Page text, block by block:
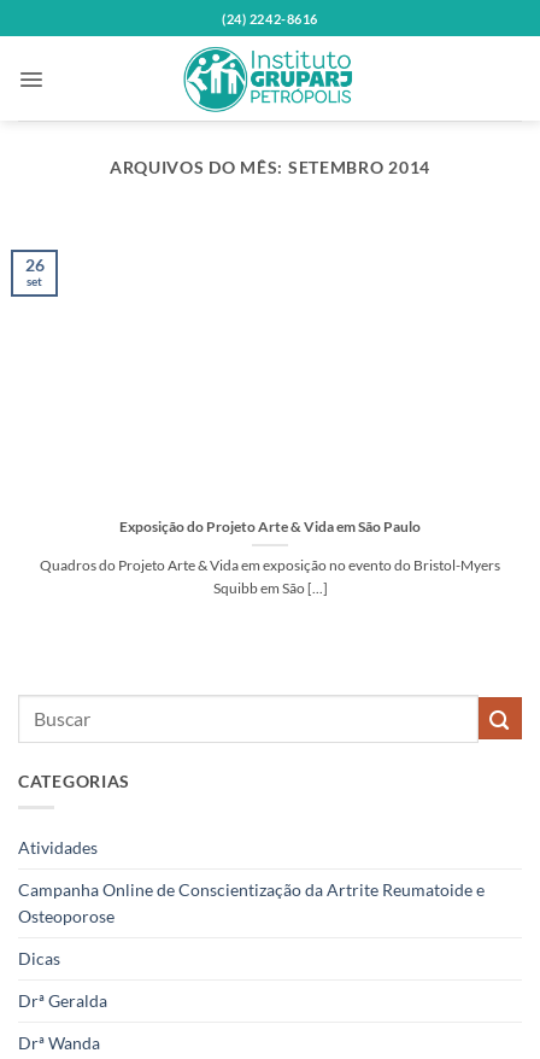
to
(24) 2242-8616
ARQUIVOS DO MÊS: SETEMBRO 2014
Exposição do Projeto Arte & Vida em São Paulo
Quadros do Projeto Arte & Vida em exposição no evento do Bristol-Myers
Squibb em São [...]
26
set
CATEGORIAS
Atividades
Campanha Online de Conscientização da Artrite Reumatoide e
Osteoporose
Dicas
Drª Geralda
Drª Wanda